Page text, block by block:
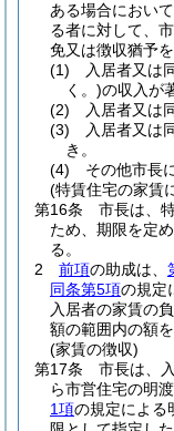
ある場合におい
る者に対して、
免又は徴収猶予
(1)
入居者又は
く。)の収入が
(2)
入居者又は
(3)
入居者又は
き。
(4)
その他市長
(特賃住宅の家賃
第16条
市長は、
ため、期限を定
る。
2
前項の助成は、
同条第5項の規定
入居者の家賃の
額の範囲内の額
(家賃の徴収)
第17条
市長は、
ら市営住宅の明
1項の規定による